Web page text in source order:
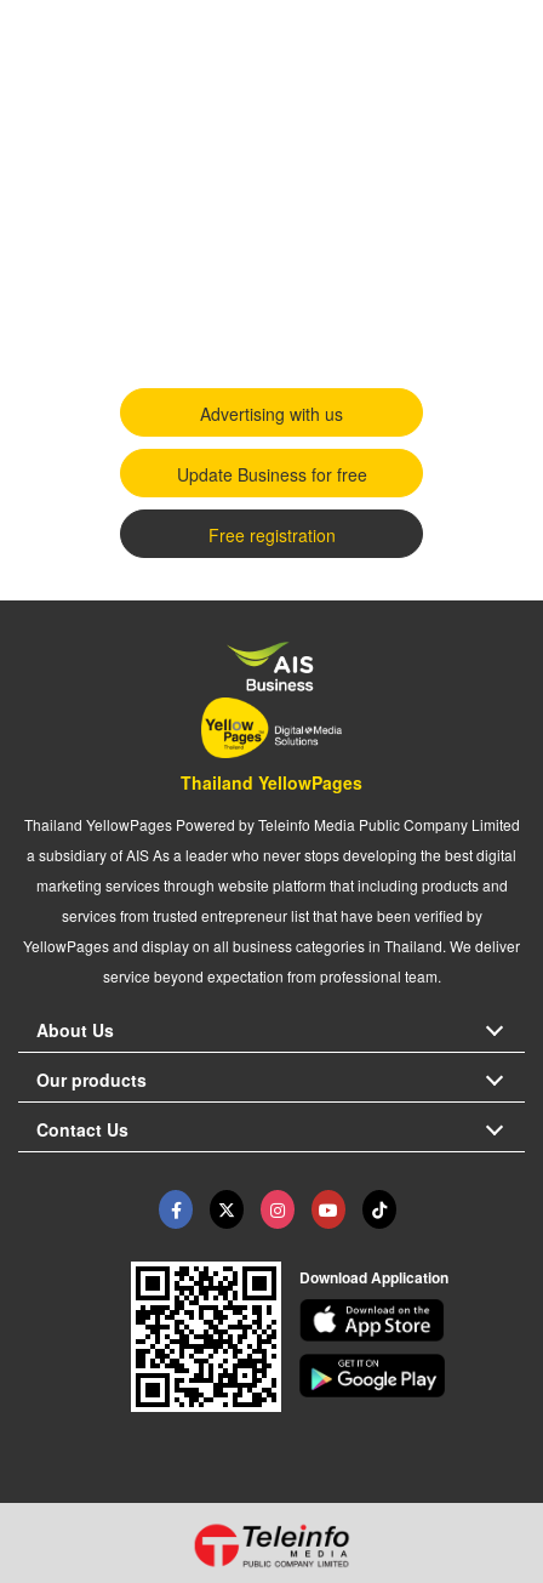
Advertising with us
Update Business for free
Free registration
Thailand YellowPages
Thailand YellowPages Powered by Teleinfo Media Public Company Limited
a subsidiary of AIS As a leader who never stops developing the best digital
marketing services through website platform that including products and
services from trusted entrepreneur list that have been verified by
YellowPages and display on all business categories in Thailand. We deliver
service beyond expectation from professional team.
About Us
Our products
Contact Us
Download Application